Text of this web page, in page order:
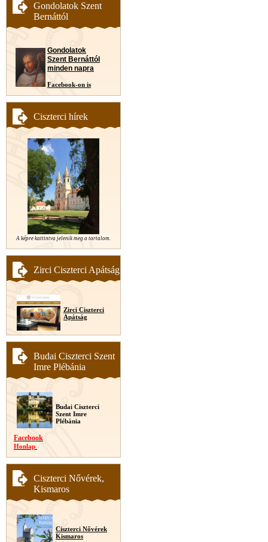
Gondolatok Szent
Bernáttól
Gondolatok
Szent Bernáttól
minden napra
Facebook-on is
Ciszterci hírek
A képre kattintva jelenik meg a tartalom.
Zirci Ciszterci Apátság
Zirci Ciszterci
Apátság
Budai Ciszterci Szent
Imre Plébánia
Budai Ciszterci
Szent Imre
Plébánia
Facebook
Honlap
Ciszterci Nővérek,
Kismaros
Ciszterci Nővérek
Kismaros